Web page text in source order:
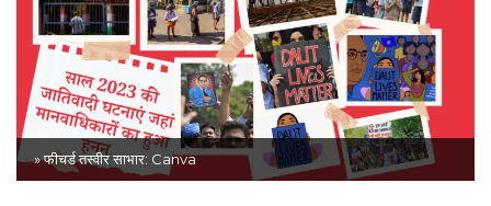
» फीचर्ड तस्वीर साभार: Canva